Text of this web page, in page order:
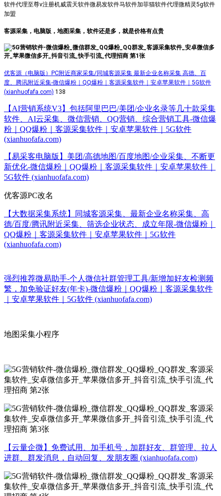
软件代理至尊v注册机威震天软件微易发软件马软件加菲猫软件代理微精灵5g软件
加盟
客源采集，电脑版，地图采集，软件还是多，就是价格有点贵
优客源（电脑版）PC附近商家采集/同城客源采集 最新企业名称采集 高德、百
度、腾讯附近采集-微信爆粉｜QQ爆粉｜客源采集软件｜安卓苹果软件｜5G软件
(xianhuofafa.com) 138
【AI营销系统V3】包括阿里巴巴/美团/企业名录等几十款采集
软件、AI云采集、微信营销、QQ营销、综合营销工具-微信爆
粉｜QQ爆粉｜客源采集软件｜安卓苹果软件｜5G软件
(xianhuofafa.com)
【易采客电脑版】美团/高德地图/百度地图/企业采集、不断更
新优化-微信爆粉｜QQ爆粉｜客源采集软件｜安卓苹果软件｜
5G软件 (xianhuofafa.com)
优客源PC改名
【大数据采集系统】同城客源采集、最新企业名称采集、高
德/百度/腾讯附近采集、筛选企业状态、成立年限-微信爆粉｜
QQ爆粉｜客源采集软件｜安卓苹果软件｜5G软件
(xianhuofafa.com)
强烈推荐微易助手-个人微信社群管理工具/新增加好友检测频
繁，加免验证好友(年卡)-微信爆粉｜QQ爆粉｜客源采集软件
｜安卓苹果软件｜5G软件 (xianhuofafa.com)
地图采集小程序
【云量企微】免费试用、加手机号，加群好友、群管理、拉人
进群、群发消息，自动回复、发朋友圈 (xianhuofafa.com)